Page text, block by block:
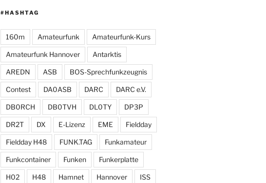
#HASHTAG
160m Amateurfunk Amateurfunk-Kurs
Amateurfunk Hannover Antarktis
AREDN ASB BOS-Sprechfunkzeugnis
Contest DA0ASB DARC DARC e.V.
DB0RCH DB0TVH DL0TY DP3P
DR2T DX E-Lizenz EME Fieldday
Fieldday H48 FUNK.TAG Funkamateur
Funkcontainer Funken Funkerplatte
H02 H48 Hamnet Hannover ISS